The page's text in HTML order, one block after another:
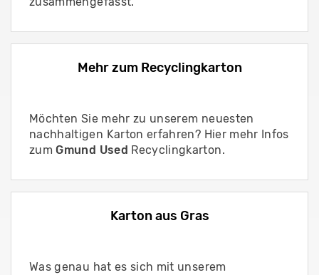
Mehr zum Recyclingkarton
Möchten Sie mehr zu unserem neuesten
nachhaltigen Karton erfahren? Hier mehr Infos
zumGmund Used Recyclingkarton.
Karton aus Gras
Was genau hat es sich mit unserem